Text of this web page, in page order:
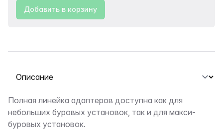
Добавить в корзину
Выберите вкладку
Описание
Полная линейка адаптеров доступна как для
небольших буровых установок, так и для макси-
буровых установок.